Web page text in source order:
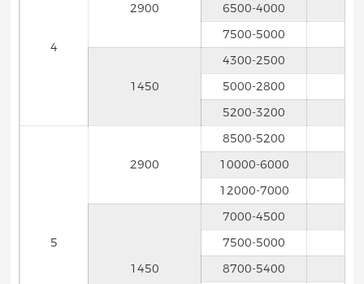
4
2900
6500-4000
7500-5000
1450
4300-2500
5000-2800
5200-3200
5
2900
8500-5200
10000-6000
12000-7000
1450
7000-4500
7500-5000
8700-5400